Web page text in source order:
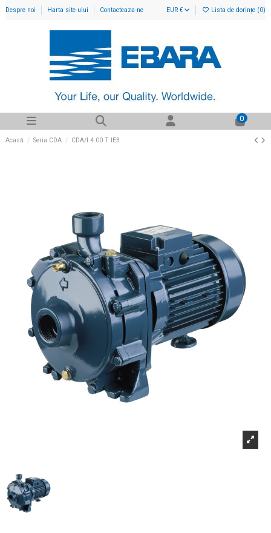
Despre noi Harta site-ului Contacteaza-ne EUR € Lista de dorințe (0)
0
Acasă Seria CDA CDA/I 4.00 T IE3